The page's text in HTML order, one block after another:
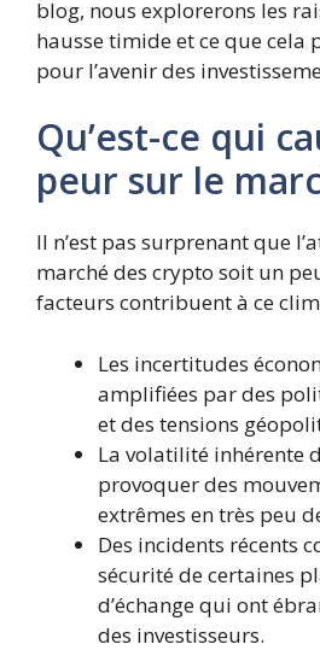
blog, nous explorerons les
hausse timide et ce que
pour l’avenir des
Qu’est-ce qui
peur sur le
Il n’est pas surprenant que
marché des crypto soit un
facteurs contribuent à ce
Les incertitudes
amplifiées par des
et des tensions
La volatilité inhérente
provoquer des
extrêmes en très peu
Des incidents récents
sécurité de certaines
d’échange qui ont
des investisseurs.